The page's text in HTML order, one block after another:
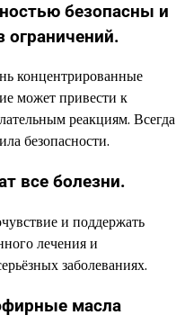
безопасны и
ограничений.
концентрированные
может привести к
реакциям. Всегда
безопасности.
все болезни.
и поддержать
лечения и
заболеваниях.
масла